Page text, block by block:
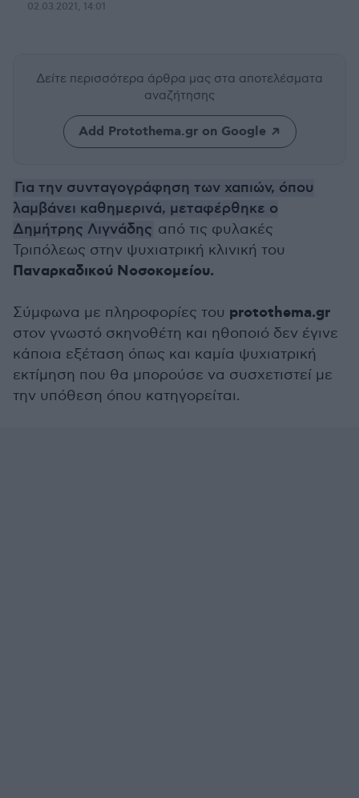
02.03.2021, 14:01
Δείτε περισσότερα άρθρα μας στα αποτελέσματα
αναζήτησης
Add Protothema.gr on Google
Για την συνταγογράφηση των χαπιών, όπου
λαμβάνει καθημερινά, μεταφέρθηκε ο
Δημήτρης Λιγνάδης από τις φυλακές
Τριπόλεως στην ψυχιατρική κλινική του
Παναρκαδικού Νοσοκομείου.
Σύμφωνα με πληροφορίες του protothema.gr
στον γνωστό σκηνοθέτη και ηθοποιό δεν έγινε
κάποια εξέταση όπως και καμία ψυχιατρική
εκτίμηση που θα μπορούσε να συσχετιστεί με
την υπόθεση όπου κατηγορείται.